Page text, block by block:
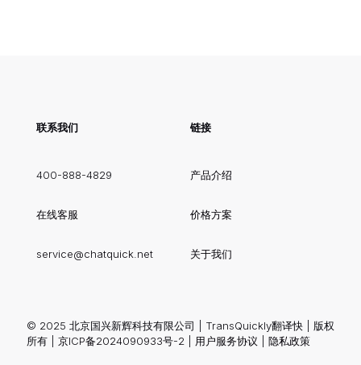
联系我们
400-888-4829
在线客服
service@chatquick.net
链接
产品介绍
价格方案
关于我们
© 2025 北京国兴新辉科技有限公司 | TransQuickly翻译快 | 版权
所有 | 京ICP备2024090933号-2 用户服务协议 隐私政策